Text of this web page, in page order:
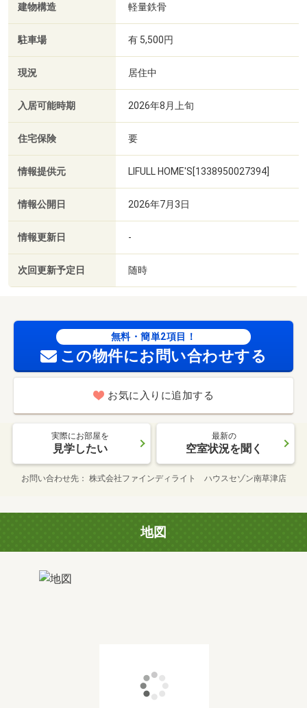
建物構造 軽量鉄骨
駐車場 有 5,500円
現況 居住中
入居可能時期 2026年8月上旬
住宅保険 要
情報提供元 LIFULL HOME'S[1338950027394]
情報公開日 2026年7月3日
情報更新日 -
次回更新予定日 随時
無料・簡単2項目！
この物件にお問い合わせする
お気に入りに追加する
実際にお部屋を
見学したい
最新の
空室状況を聞く
お問い合わせ先 株式会社ファインディライト ハウスセゾン南草津店
地図